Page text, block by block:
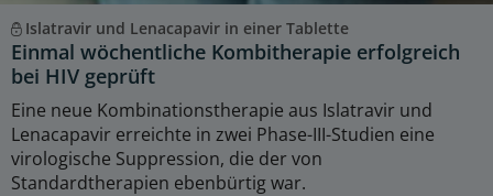
Islatravir und Lenacapavir in einer Tablette
Einmal wöchentliche Kombitherapie erfolgreich
bei HIV geprüft
Eine neue Kombinationstherapie aus Islatravir und
Lenacapavir erreichte in zwei Phase-III-Studien eine
virologische Suppression, die der von
Standardtherapien ebenbürtig war.